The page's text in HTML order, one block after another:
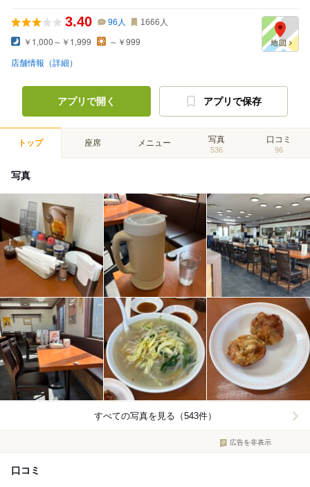
3.40 96 人 1666 人
￥1,000～￥1,999 ～￥999
店舗情報（詳細）
アプリで開く アプリで保存
トップ 座席 メニュー 写真
536
口コミ
96
写真
すべての写真を見る（543件）
広告を非表示
口コミ